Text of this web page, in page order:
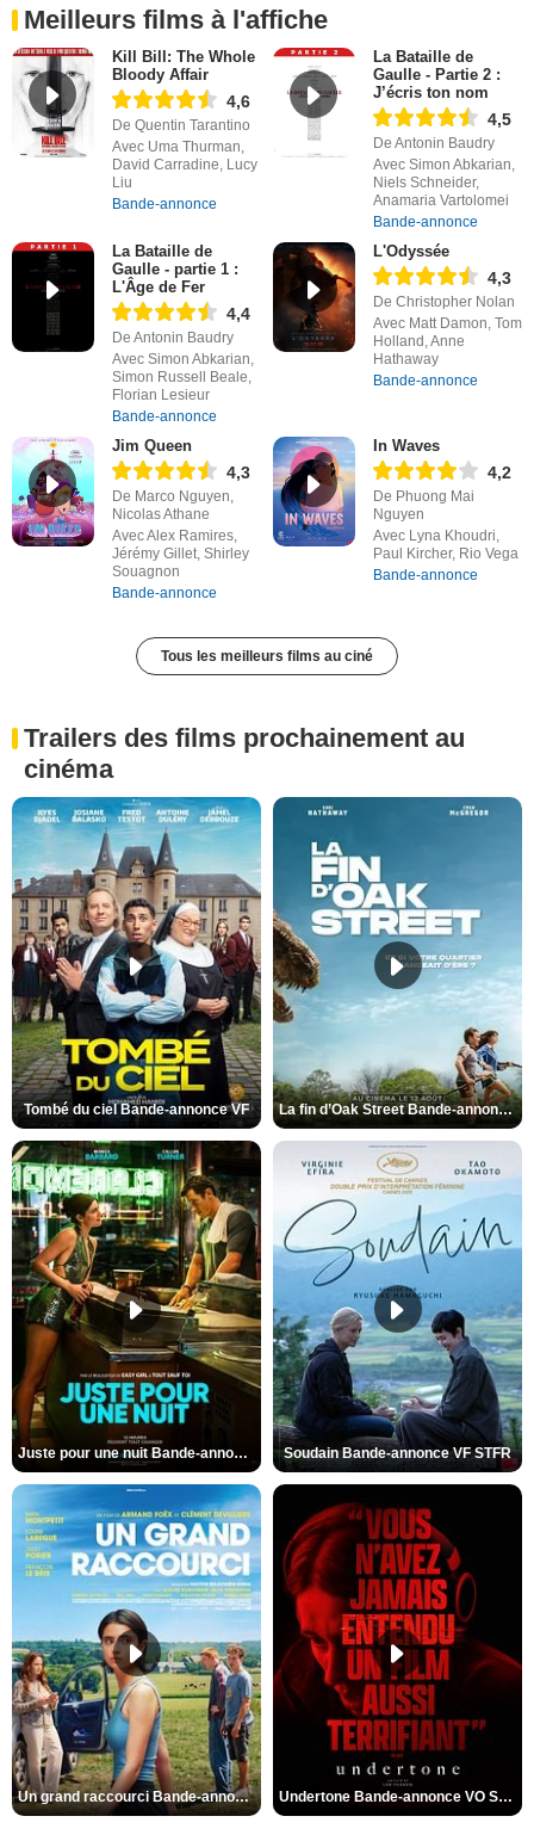
Meilleurs films à l'affiche
Kill Bill: The Whole
Bloody Affair
4,6
De Quentin Tarantino
Avec Uma Thurman,
David Carradine, Lucy
Liu
Bande-annonce
La Bataille de
Gaulle - Partie 2 :
J’écris ton nom
4,5
De Antonin Baudry
Avec Simon Abkarian,
Niels Schneider,
Anamaria Vartolomei
Bande-annonce
La Bataille de
Gaulle - partie 1 :
L'Âge de Fer
4,4
De Antonin Baudry
Avec Simon Abkarian,
Simon Russell Beale,
Florian Lesieur
Bande-annonce
L'Odyssée
4,3
De Christopher Nolan
Avec Matt Damon, Tom
Holland, Anne
Hathaway
Bande-annonce
Jim Queen
4,3
De Marco Nguyen,
Nicolas Athane
Avec Alex Ramires,
Jérémy Gillet, Shirley
Souagnon
Bande-annonce
In Waves
4,2
De Phuong Mai
Nguyen
Avec Lyna Khoudri,
Paul Kircher, Rio Vega
Bande-annonce
Tous les meilleurs films au ciné
Trailers des films prochainement au
cinéma
Tombé du ciel Bande-annonce VF La fin d’Oak Street Bande-annonce VO STFR
Juste pour une nuit Bande-annonce VO STFR Soudain Bande-annonce VF STFR
Un grand raccourci Bande-annonce VF Undertone Bande-annonce VO STFR